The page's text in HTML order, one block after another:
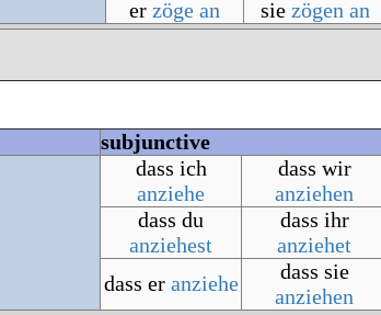
er zöge an sie zögen an
subjunctive
dass ich
anziehe
dass wir
anziehen
dass du
anziehest
dass ihr
anziehet
dass er anziehe
dass sie
anziehen